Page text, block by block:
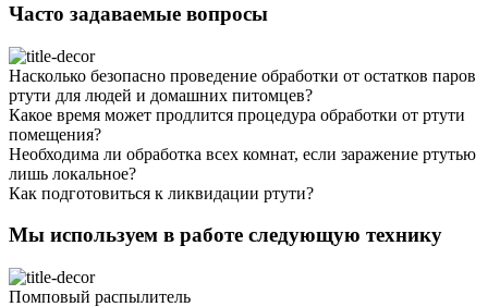
Часто задаваемые вопросы
Насколько безопасно проведение обработки от остатков паров
ртути для людей и домашних питомцев?
Какое время может продлится процедура обработки от ртути
помещения?
Необходима ли обработка всех комнат, если заражение ртутью
лишь локальное?
Как подготовиться к ликвидации ртути?
Мы используем в работе следующую технику
Помповый распылитель